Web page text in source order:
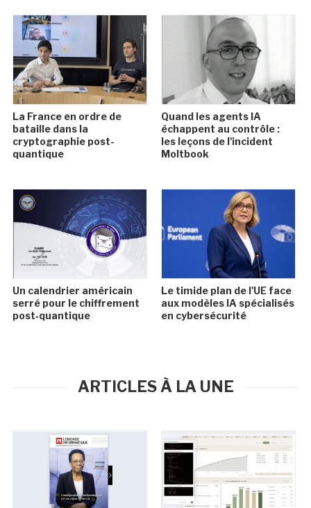
La France en ordre de
bataille dans la
cryptographie post-
quantique
Quand les agents IA
échappent au contrôle :
les leçons de l'incident
Moltbook
Un calendrier américain
serré pour le chiffrement
post‑quantique
Le timide plan de l'UE face
aux modèles IA spécialisés
en cybersécurité
ARTICLES À LA UNE